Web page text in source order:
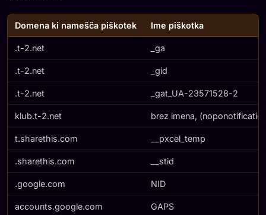
Domena ki namešča piškotek Ime piškotka
.t-2.net _ga
.t-2.net _gid
.t-2.net _gat_UA-23571528-2
klub.t-2.net brez imena,
t.sharethis.com __pxcel_temp
.sharethis.com __stid
.google.com NID
accounts.google.com GAPS